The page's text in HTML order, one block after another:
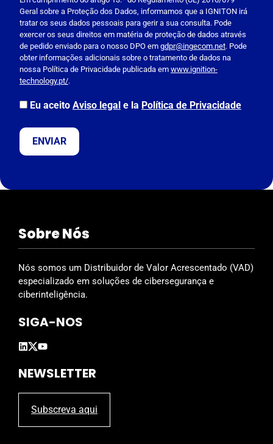
e
a
s
e
l
e
a
e
s
e
l
d
e
m
t
.
Geral sobre a Proteção dos Dados, informamos que a IGNITON irá
tratar os seus dados pessoais para gerir a sua consulta. Pode
exercer os seus direitos em matéria de proteção de dados através
de pedido enviado para o nosso DPO em gdpr@ingecom.net. Pode
obter informações adicionais sobre o tratamento de dados na
nossa Política de Privacidade publicada em www.ignition-
technology.pt/.
Eu aceito Aviso legal e la Política de Privacidade
Sobre Nós
Nós somos um Distribuidor de Valor Acrescentado (VAD)
especializado em soluções de cibersegurança e
ciberinteligência.
SIGA-NOS
NEWSLETTER
Subscreva aqui